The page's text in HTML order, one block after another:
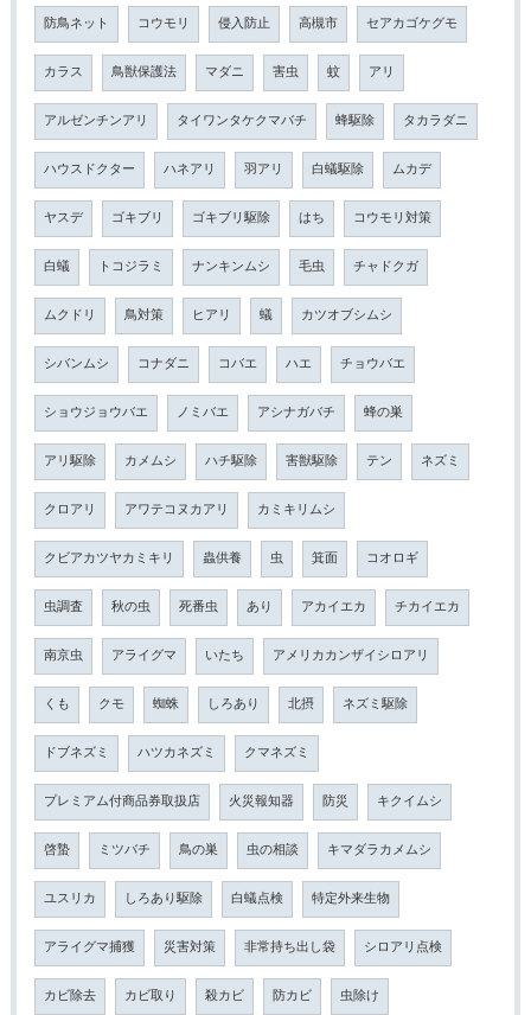
防鳥ネット コウモリ 侵入防止 高槻市 セアカゴケグモ
カラス 鳥獣保護法 マダニ 害虫 蚊 アリ
アルゼンチンアリ タイワンタケクマバチ 蜂駆除 タカラダニ
ハウスドクター ハネアリ 羽アリ 白蟻駆除 ムカデ
ヤスデ ゴキブリ ゴキブリ駆除 はち コウモリ対策
白蟻 トコジラミ ナンキンムシ 毛虫 チャドクガ
ムクドリ 鳥対策 ヒアリ 蟻 カツオブシムシ
シバンムシ コナダニ コバエ ハエ チョウバエ
ショウジョウバエ ノミバエ アシナガバチ 蜂の巣
アリ駆除 カメムシ ハチ駆除 害獣駆除 テン ネズミ
クロアリ アワテコヌカアリ カミキリムシ
クビアカツヤカミキリ 蟲供養 虫 箕面 コオロギ
虫調査 秋の虫 死番虫 あり アカイエカ チカイエカ
南京虫 アライグマ いたち アメリカカンザイシロアリ
くも クモ 蜘蛛 しろあり 北摂 ネズミ駆除
ドブネズミ ハツカネズミ クマネズミ
プレミアム付商品券取扱店 火災報知器 防災 キクイムシ
啓蟄 ミツバチ 鳥の巣 虫の相談 キマダラカメムシ
ユスリカ しろあり駆除 白蟻点検 特定外来生物
アライグマ捕獲 災害対策 非常持ち出し袋 シロアリ点検
カビ除去 カビ取り 殺カビ 防カビ 虫除け